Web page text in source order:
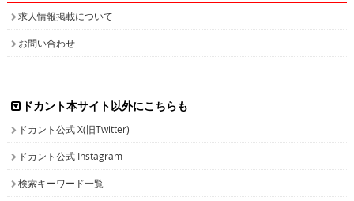
求人情報掲載について
お問い合わせ
ドカント本サイト以外にこちらも
ドカント公式 X(旧Twitter)
ドカント公式 Instagram
検索キーワード一覧